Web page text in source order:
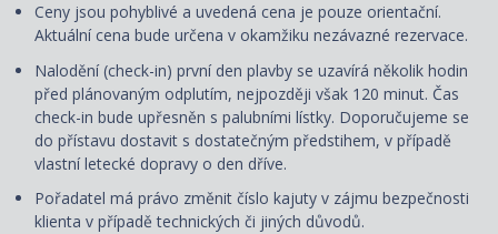
Ceny jsou pohyblivé a uvedená cena je pouze orientační.
Aktuální cena bude určena v okamžiku nezávazné rezervace.
Nalodění (check-in) první den plavby se uzavírá několik hodin
před plánovaným odplutím, nejpozději však 120 minut. Čas
check-in bude upřesněn s palubními lístky. Doporučujeme se
do přístavu dostavit s dostatečným předstihem, v případě
vlastní letecké dopravy o den dříve.
Pořadatel má právo změnit číslo kajuty v zájmu bezpečnosti
klienta v případě technických či jiných důvodů.